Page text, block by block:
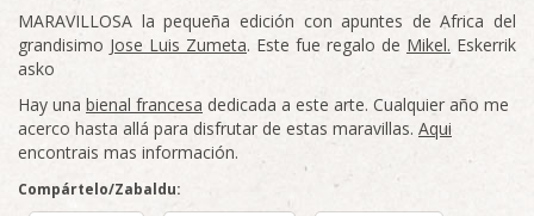
MARAVILLOSA la pequeña edición con apuntes de Africa del
grandisimo Jose Luis Zumeta. Este fue regalo de Mikel. Eskerrik
asko
Hay una bienal francesa dedicada a este arte. Cualquier año me
acerco hasta allá para disfrutar de estas maravillas. Aqui
encontrais mas información.
Compártelo/Zabaldu: